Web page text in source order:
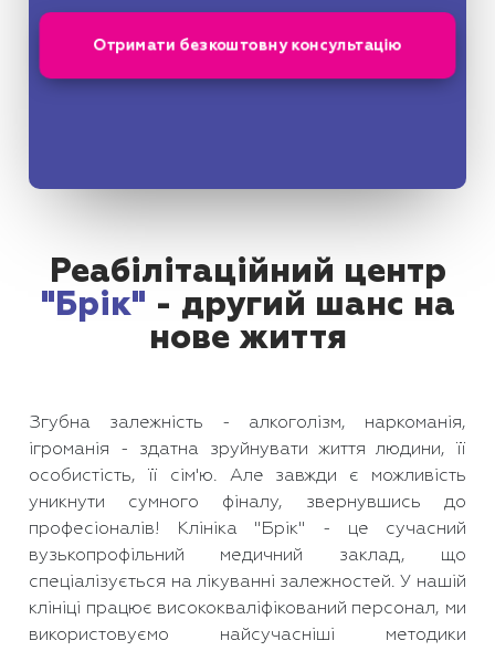
Реабілітаційний центр
"Брік" - другий шанс на
нове життя
Згубна залежність - алкоголізм, наркоманія,
ігроманія - здатна зруйнувати життя людини, її
особистість, її сім'ю. Але завжди є можливість
уникнути сумного фіналу, звернувшись до
професіоналів! Клініка "Брік" - це сучасний
вузькопрофільний медичний заклад, що
спеціалізується на лікуванні залежностей. У нашій
клініці працює висококваліфікований персонал, ми
використовуємо найсучасніші методики